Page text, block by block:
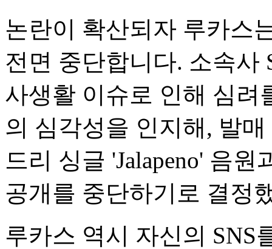
논란이 확산되자 루카스
전면 중단합니다. 소속
사생활 이슈로 인해 심
의 심각성을 인지해, 발
드리 싱글 'Jalapeno' 음
공개를 중단하기로 결정
루카스 역시 자신의 SNS